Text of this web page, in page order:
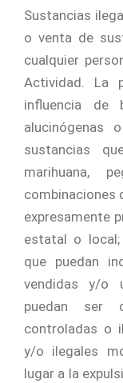
Sustancias
o venta de
cualquier
Actividad. La
influencia de
alucinógenas
sustancias
marihuana,
combinaciones
expresamente
estatal o local;
que puedan
vendidas y/o
puedan ser
controladas o
y/o ilegales
lugar a la